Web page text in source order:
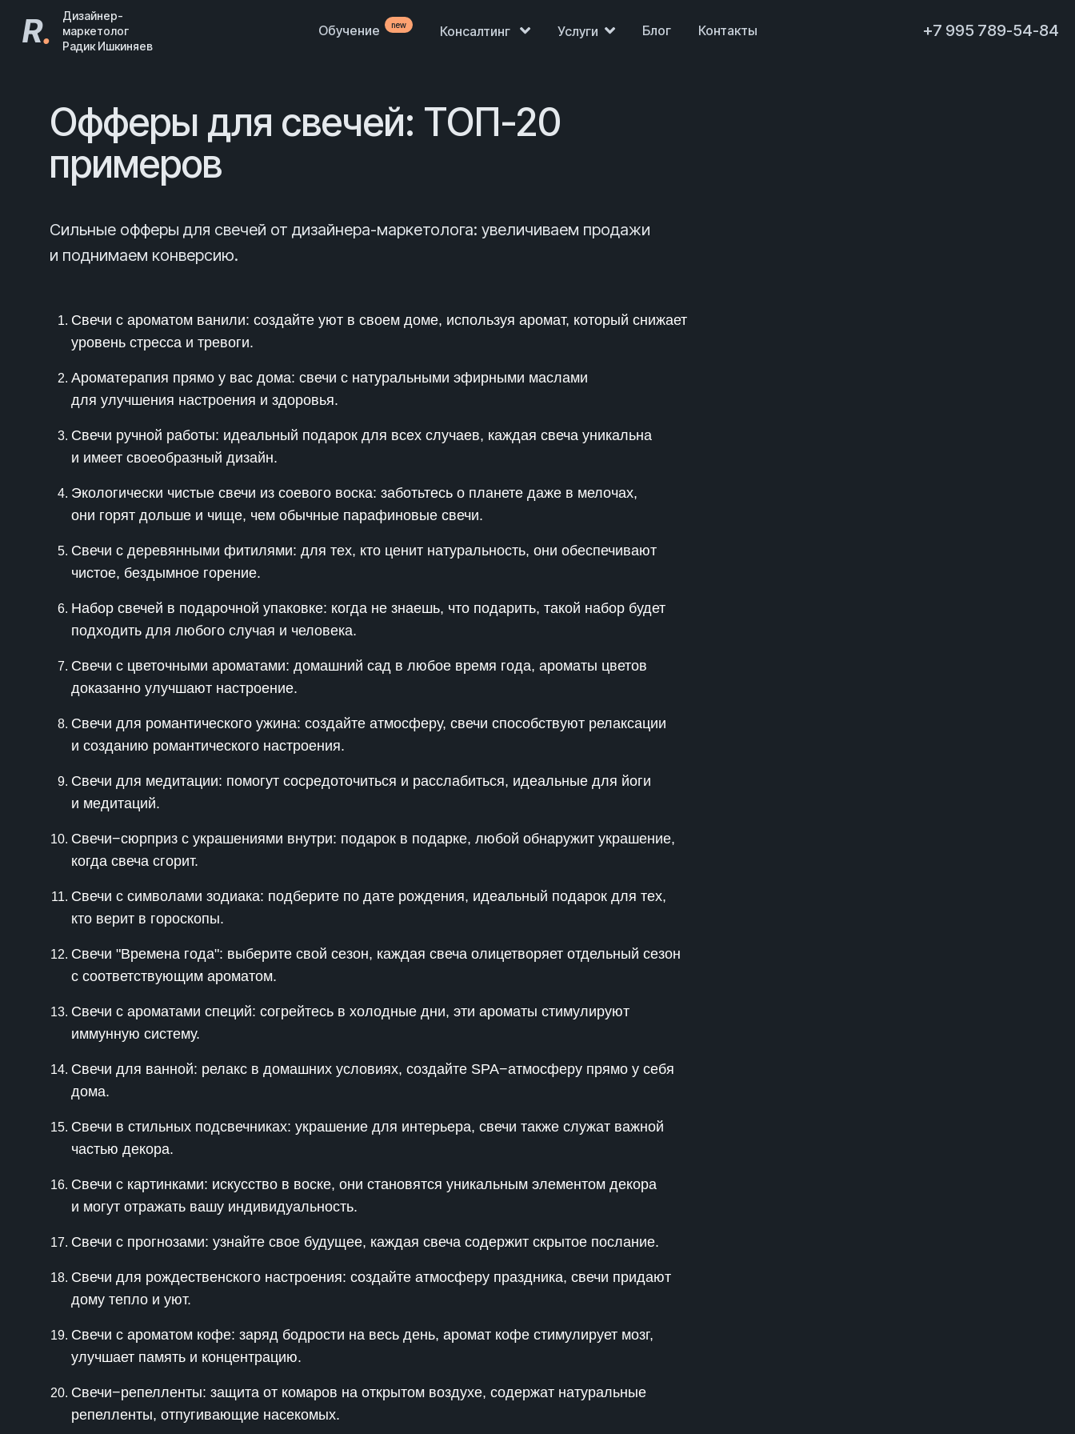
R.
Дизайнер-
маркетолог
Радик Ишкиняев
Обучение new Консалтинг Услуги Блог Контакты +7 995 789-54-84
Офферы для свечей: ТОП-20
примеров
Сильные офферы для свечей от дизайнера-маркетолога: увеличиваем продажи
и поднимаем конверсию.
Свечи с ароматом ванили: создайте уют в своем доме, используя аромат, который снижает
уровень стресса и тревоги.
Ароматерапия прямо у вас дома: свечи с натуральными эфирными маслами
для улучшения настроения и здоровья.
Свечи ручной работы: идеальный подарок для всех случаев, каждая свеча уникальна
и имеет своеобразный дизайн.
Экологически чистые свечи из соевого воска: заботьтесь о планете даже в мелочах,
они горят дольше и чище, чем обычные парафиновые свечи.
Свечи с деревянными фитилями: для тех, кто ценит натуральность, они обеспечивают
чистое, бездымное горение.
Набор свечей в подарочной упаковке: когда не знаешь, что подарить, такой набор будет
подходить для любого случая и человека.
Свечи с цветочными ароматами: домашний сад в любое время года, ароматы цветов
доказанно улучшают настроение.
Свечи для романтического ужина: создайте атмосферу, свечи способствуют релаксации
и созданию романтического настроения.
Свечи для медитации: помогут сосредоточиться и расслабиться, идеальные для йоги
и медитаций.
Свечи−сюрприз с украшениями внутри: подарок в подарке, любой обнаружит украшение,
когда свеча сгорит.
Свечи с символами зодиака: подберите по дате рождения, идеальный подарок для тех,
кто верит в гороскопы.
Свечи "Времена года": выберите свой сезон, каждая свеча олицетворяет отдельный сезон
с соответствующим ароматом.
Свечи с ароматами специй: согрейтесь в холодные дни, эти ароматы стимулируют
иммунную систему.
Свечи для ванной: релакс в домашних условиях, создайте SPA−атмосферу прямо у себя
дома.
Свечи в стильных подсвечниках: украшение для интерьера, свечи также служат важной
частью декора.
Свечи с картинками: искусство в воске, они становятся уникальным элементом декора
и могут отражать вашу индивидуальность.
Свечи с прогнозами: узнайте свое будущее, каждая свеча содержит скрытое послание.
Свечи для рождественского настроения: создайте атмосферу праздника, свечи придают
дому тепло и уют.
Свечи с ароматом кофе: заряд бодрости на весь день, аромат кофе стимулирует мозг,
улучшает память и концентрацию.
Свечи−репелленты: защита от комаров на открытом воздухе, содержат натуральные
репелленты, отпугивающие насекомых.
нет клиентов?
В Телеграм-канале бесплатно делюсь
клиентов на свои услуги, подписывайся 🤝
Перейти в Телеграм